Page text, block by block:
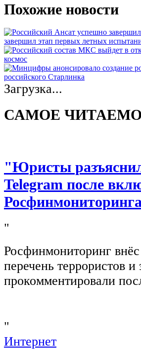
Похожие новости
завершил этап первых летных
космос
российского Старлинка
Загрузка...
САМОЕ
"Юристы
Telegram после
"
Росфинмониторинг
перечень террористов
прокомментировали
"
Интернет